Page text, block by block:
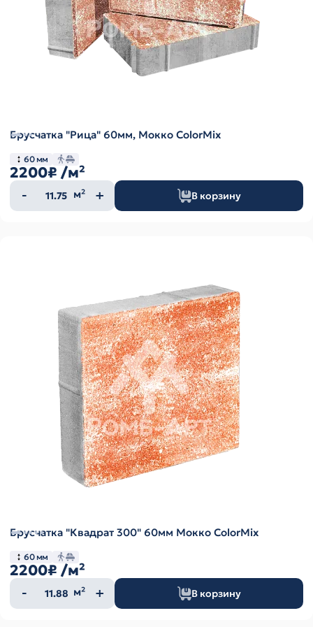
Брусчатка "Рица" 60мм, Мокко ColorMix
60 мм
2200₽ /м²
Количество
товара
м² В корзину
Брусчатка "Квадрат 300" 60мм Мокко ColorMix
60 мм
2200₽ /м²
Количество
товара
м² В корзину